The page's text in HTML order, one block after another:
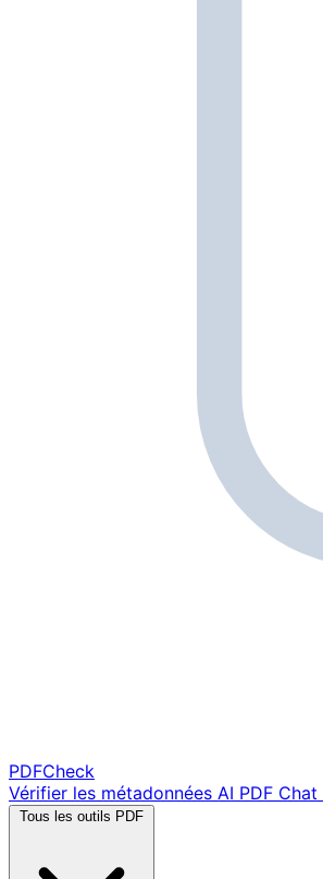
PDFCheck
Vérifier les métadonnées AI PDF Chat
Tous les outils PDF